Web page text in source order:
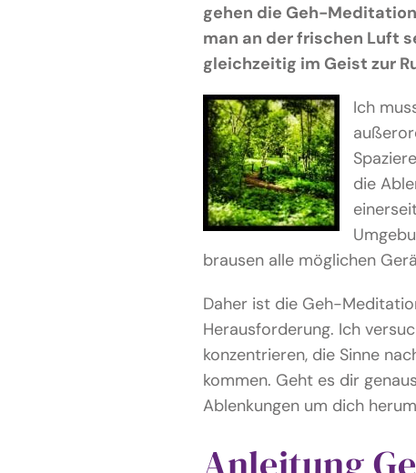
gehen die Geh-
man an der frischen Luft
gleichzeitig im Geist zur
Ich
die
brausen alle möglichen
Daher ist die Geh-
Herausforderung. Ich
konzentrieren, die Sinne
kommen. Geht es dir
Ablenkungen um dich